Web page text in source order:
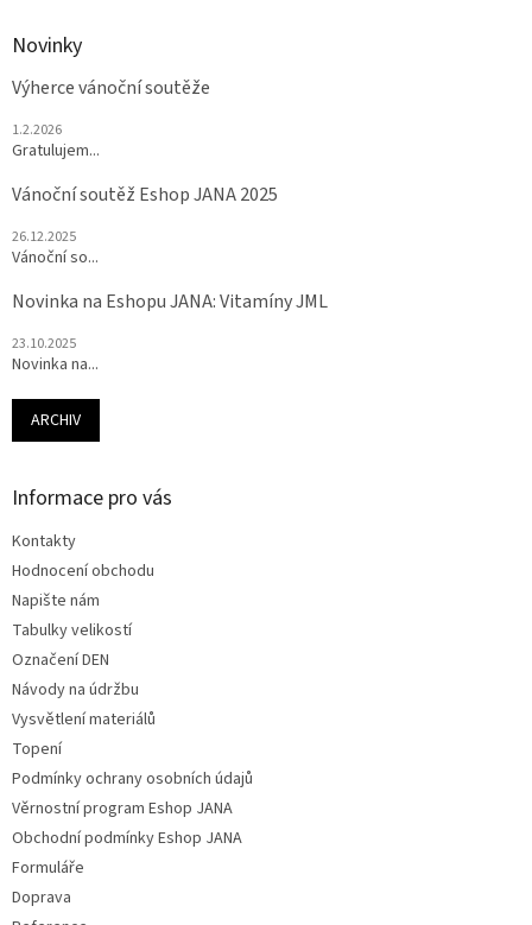
Novinky
Výherce vánoční soutěže
1.2.2026
Gratulujem...
Vánoční soutěž Eshop JANA 2025
26.12.2025
Vánoční so...
Novinka na Eshopu JANA: Vitamíny JML
23.10.2025
Novinka na...
ARCHIV
Informace pro vás
Kontakty
Hodnocení obchodu
Napište nám
Tabulky velikostí
Označení DEN
Návody na údržbu
Vysvětlení materiálů
Topení
Podmínky ochrany osobních údajů
Věrnostní program Eshop JANA
Obchodní podmínky Eshop JANA
Formuláře
Doprava